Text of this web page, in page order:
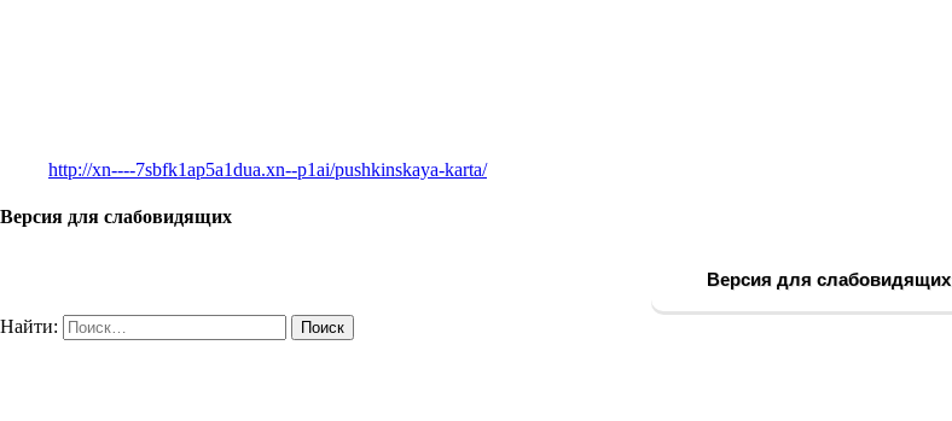
http://xn----7sbfk1ap5a1dua.xn--p1ai/pushkinskaya-karta/
Версия для слабовидящих
Версия для слабовидящих
Найти: